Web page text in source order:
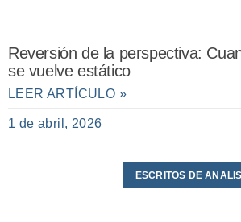
Reversión de la perspectiva:
se vuelve estático
LEER ARTÍCULO »
1 de abril, 2026
ESCRITOS DE